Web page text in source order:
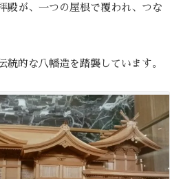
殿が、一つの屋根で覆われ、つな
統的な八幡造を踏襲しています。